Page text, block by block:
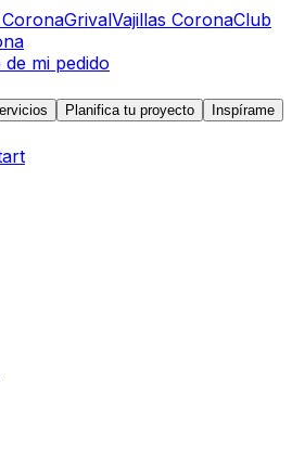
CoronaGrivalVajillas CoronaClub
de mi pedido
Planifica tu proyecto
Inspírame